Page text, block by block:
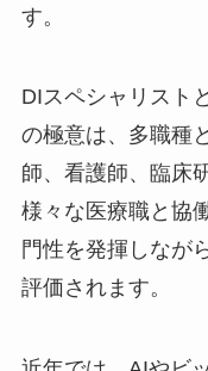
す。
DIスペシャリスト
の極意は、多職種
師、看護師、臨床
様々な医療職と協
門性を発揮しなが
評価されます。